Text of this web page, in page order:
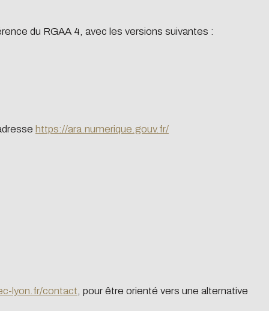
can browse it in
du RGAA 4, avec les versions suivantes :
https://ara.numerique.gouv.fr/
lyon.fr/contact, pour être orienté vers une alternative